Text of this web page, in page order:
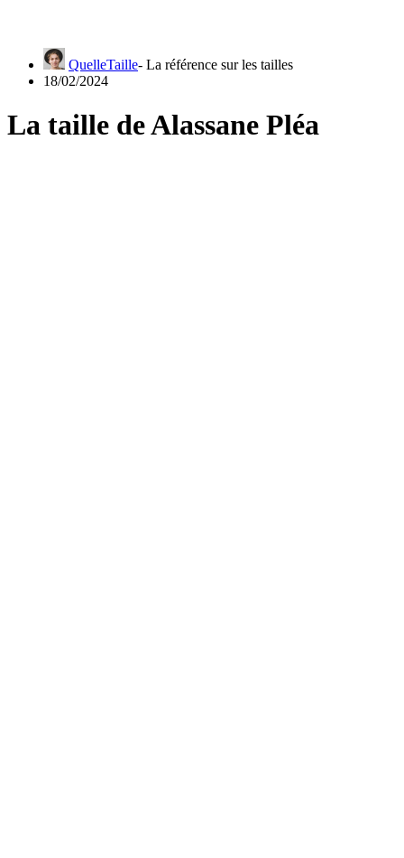
QuelleTaille
18/02/2024
La taille de Alassane Pléa